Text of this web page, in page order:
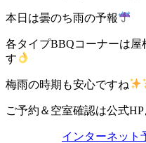
本日は曇のち雨の予報
各タイプBBQコーナーは屋
す
梅雨の時期も安心ですね
ご予約＆空室確認は公式HP
インターネット